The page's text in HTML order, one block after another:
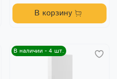
В корзину
В наличии - 4 шт.